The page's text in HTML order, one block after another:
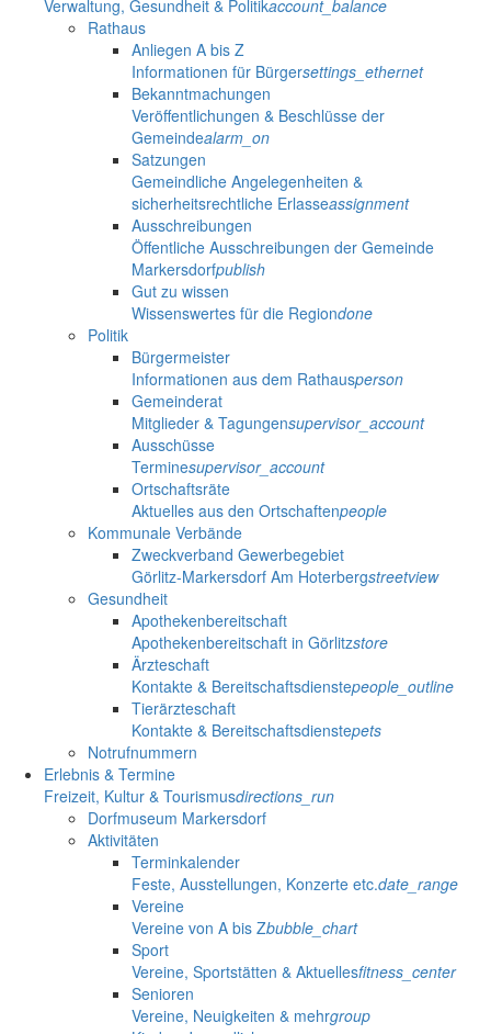
Verwaltung, Gesundheit & Politikaccount_balance
Rathaus
Anliegen A bis Z
Informationen für Bürgersettings_ethernet
Bekanntmachungen
Veröffentlichungen & Beschlüsse der
Gemeindealarm_on
Satzungen
Gemeindliche Angelegenheiten &
sicherheitsrechtliche Erlasseassignment
Ausschreibungen
Öffentliche Ausschreibungen der Gemeinde
Markersdorfpublish
Gut zu wissen
Wissenswertes für die Regiondone
Politik
Bürgermeister
Informationen aus dem Rathausperson
Gemeinderat
Mitglieder & Tagungensupervisor_account
Ausschüsse
Terminesupervisor_account
Ortschaftsräte
Aktuelles aus den Ortschaftenpeople
Kommunale Verbände
Zweckverband Gewerbegebiet
Görlitz-Markersdorf Am Hoterbergstreetview
Gesundheit
Apothekenbereitschaft
Apothekenbereitschaft in Görlitzstore
Ärzteschaft
Kontakte & Bereitschaftsdienstepeople_outline
Tierärzteschaft
Kontakte & Bereitschaftsdienstepets
Notrufnummern
Erlebnis & Termine
Freizeit, Kultur & Tourismusdirections_run
Dorfmuseum Markersdorf
Aktivitäten
Terminkalender
Feste, Ausstellungen, Konzerte etc.date_range
Vereine
Vereine von A bis Zbubble_chart
Sport
Vereine, Sportstätten & Aktuellesfitness_center
Senioren
Vereine, Neuigkeiten & mehrgroup